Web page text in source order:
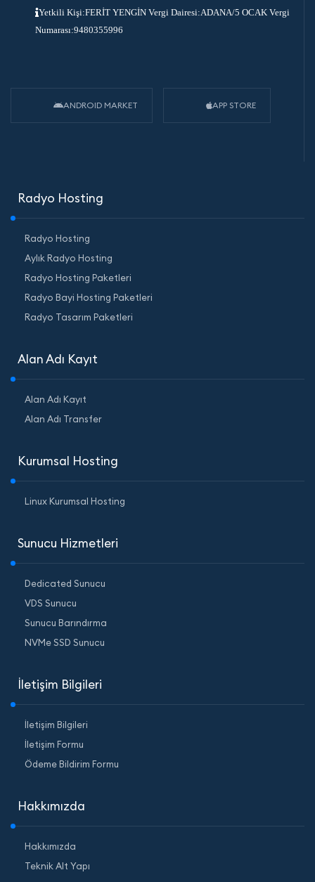
Yetkili Kişi:FERİT YENGİN Vergi Dairesi:ADANA/5 OCAK Vergi
Numarası:9480355996
ANDROID MARKET APP STORE
Radyo Hosting
Radyo Hosting
Aylık Radyo Hosting
Radyo Hosting Paketleri
Radyo Bayi Hosting Paketleri
Radyo Tasarım Paketleri
Alan Adı Kayıt
Alan Adı Kayıt
Alan Adı Transfer
Kurumsal Hosting
Linux Kurumsal Hosting
Sunucu Hizmetleri
Dedicated Sunucu
VDS Sunucu
Sunucu Barındırma
NVMe SSD Sunucu
İletişim Bilgileri
İletişim Bilgileri
İletişim Formu
Ödeme Bildirim Formu
Hakkımızda
Hakkımızda
Teknik Alt Yapı